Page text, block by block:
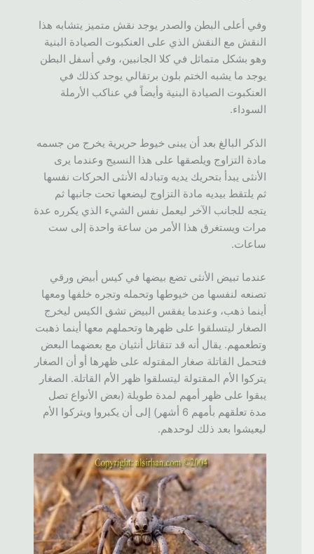
وفي أعلى البطن والصدر يوجد نقش متميز يتشابه هذا
النقش مع النقش الذي على العنكبوت الصيادة البنية
وهو بشكل متماثل في كلا الجانبين، وفي أسفل البطن
يوجد ما يشبه الختم بلون برتقالي يوجد كذلك في
العنكبوت الصيادة البنية وأيضاً في عناكب الأرملة
السوداء.
الذكر البالغ بعد أن يبنى خيوط حريرية يخرج من جسمه
مادة التزاوج ويلصقها على هذا النسيج وعندما يرى
الأنثى يبدأ بتحريك يديه وتبادله الأنثى الحركات نفسها
ثم يلتقط بيديه مادة التزاوج ليضعها تحت جانبها ثم
يتجه للجانب الآخر ليعمل نفس الشيء الذي يكرره عدة
مرات ويستغرق هذا الأمر من ساعة واحدة إلى ست
ساعات.
عندما تبيض الأنثى تضع بيضها في كيس أبيض ورقي
تصنعه لنفسها من خيوطها وتحمله وتجره خلفها ومعها
أينما ذهب، وعندما يفقس البيض تشق الكيس ليخرج
الصغار ليتسلقوا على ظهرها وتحملهم معها أينما ذهبت
وتطعمهم. يقال أنه قد تتقاتل أنثيان مع بعضهما البعض
فتحمل القاتلة صغار المقتوله على ظهرها أو أن الصغار
يتركوا الأم المقتولة ليتسلقوا ظهر الأم القاتلة. الصغار
يبقوا على ظهر أمهم لمدة طويلة (بعض الأنواع تصل
مدة تعلقهم بأمهم 6 أشهر) إلى أن يكبروا ويتركوا الأم
ليعيشوا بعد ذلك لوحدهم.